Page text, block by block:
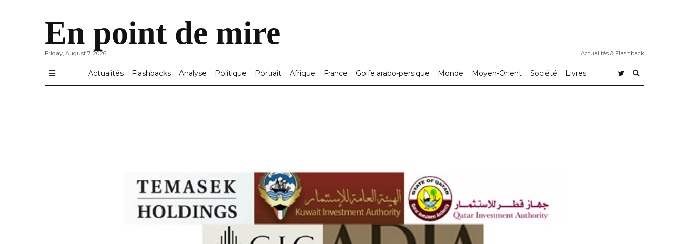
Friday, August 7, 2026
En point de mire
Actualités & Flashback
Actualités Flashbacks Analyse Politique Portrait Afrique France Golfe arabo-persique Monde Moyen-Orient Société Livres